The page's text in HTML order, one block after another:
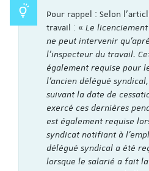
Pour rappel : Selon
travail : « Le
ne peut intervenir
l'inspecteur du travail.
également requise pour
l'ancien délégué
suivant la date de
exercé ces dernières
est également requise
syndicat notifiant à
délégué syndical a été
lorsque le salarié a fait